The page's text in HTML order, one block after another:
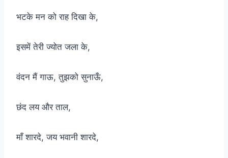
भटके मन को राह दिखा के,
इसमें तेरी ज्योत जला के,
वंदन मैं गाऊ, तुझको सुनाऊँ,
छंद लय और ताल,
माँ शारदे, जय भवानी शारदे,